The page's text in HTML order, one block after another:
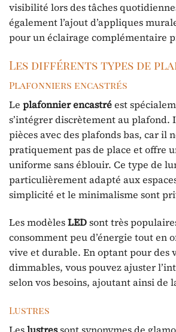
visibilité lors des tâches
également l’ajout d’appliques
pour un éclairage complémentaire
Les différents types de
Plafonniers encastrés
Le plafonnier encastréest
s’intégrer discrètement au plafond.
pièces avec des plafonds bas, car il
pratiquement pas de place et offre
uniforme sans éblouir. Ce type de
particulièrement adapté aux
simplicité et le minimalisme sont
Les modèlesLEDsont très
consomment peu d’énergie tout en
vive et durable. En optant pour des
dimmables, vous pouvez ajuster
selon vos besoins, ajoutant ainsi de
Lustres